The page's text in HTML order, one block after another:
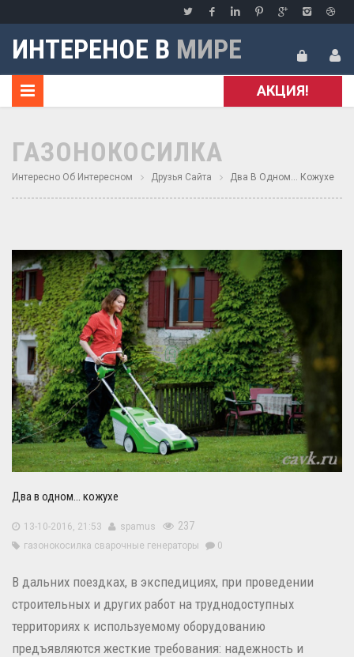
ИНТЕРЕНОЕ В МИРЕ
АКЦИЯ!
ГАЗОНОКОСИЛКА
Интересно Об Интересном Друзья Сайта Два В Одном… Кожухе
Два в одном… кожухе
13-10-2016, 21:53 spamus 237
газонокосилка сварочные генераторы 0
В дальних поездках, в экспедициях, при проведении
строительных и других работ на труднодоступных
территориях к используемому оборудованию
предъявляются жесткие требования: надежность и